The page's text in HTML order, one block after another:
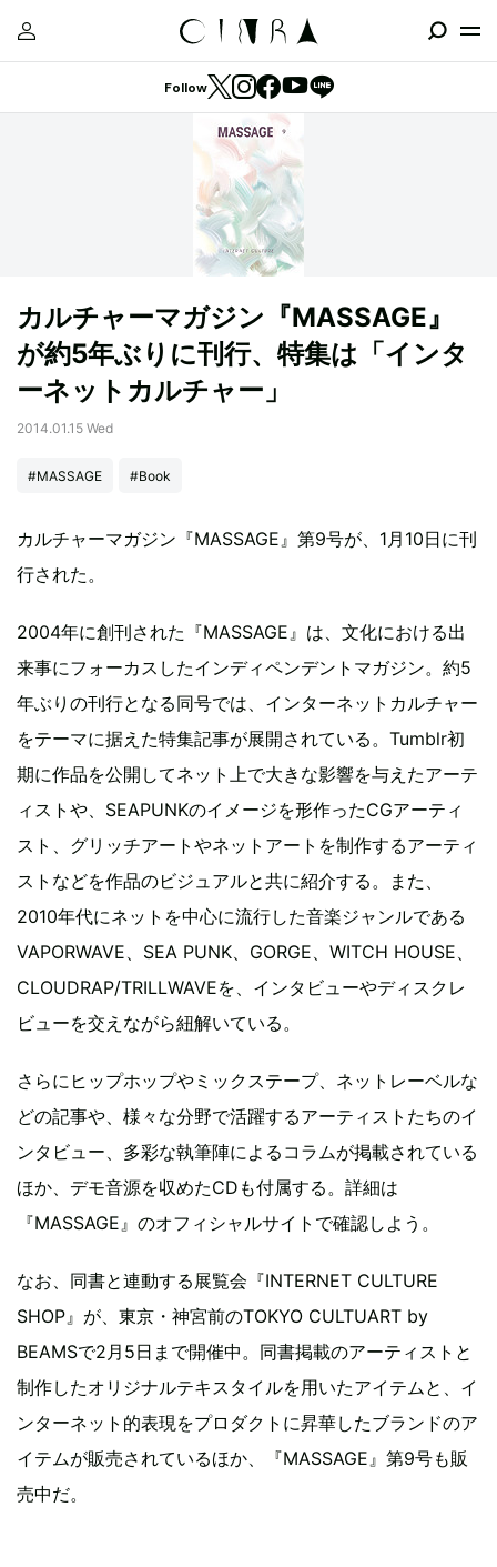
Follow
カルチャーマガジン『MASSAGE』
が約5年ぶりに刊行、特集は「インタ
ーネットカルチャー」
2014.01.15 Wed
#MASSAGE #Book
カルチャーマガジン『MASSAGE』第9号が、1月10日に刊
行された。
2004年に創刊された『MASSAGE』は、文化における出
来事にフォーカスしたインディペンデントマガジン。約5
年ぶりの刊行となる同号では、インターネットカルチャー
をテーマに据えた特集記事が展開されている。Tumblr初
期に作品を公開してネット上で大きな影響を与えたアーテ
ィストや、SEAPUNKのイメージを形作ったCGアーティ
スト、グリッチアートやネットアートを制作するアーティ
ストなどを作品のビジュアルと共に紹介する。また、
2010年代にネットを中心に流行した音楽ジャンルである
VAPORWAVE、SEA PUNK、GORGE、WITCH HOUSE、
CLOUDRAP/TRILLWAVEを、インタビューやディスクレ
ビューを交えながら紐解いている。
さらにヒップホップやミックステープ、ネットレーベルな
どの記事や、様々な分野で活躍するアーティストたちのイ
ンタビュー、多彩な執筆陣によるコラムが掲載されている
ほか、デモ音源を収めたCDも付属する。詳細は
『MASSAGE』のオフィシャルサイトで確認しよう。
なお、同書と連動する展覧会『INTERNET CULTURE
SHOP』が、東京・神宮前のTOKYO CULTUART by
BEAMSで2月5日まで開催中。同書掲載のアーティストと
制作したオリジナルテキスタイルを用いたアイテムと、イ
ンターネット的表現をプロダクトに昇華したブランドのア
イテムが販売されているほか、『MASSAGE』第9号も販
売中だ。